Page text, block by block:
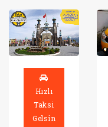
Hızlı
Taksi
Gelsin